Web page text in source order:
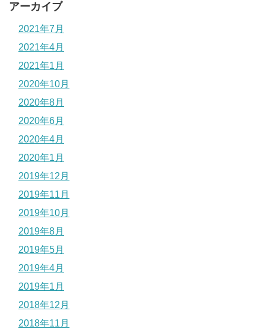
アーカイブ
2021年7月
2021年4月
2021年1月
2020年10月
2020年8月
2020年6月
2020年4月
2020年1月
2019年12月
2019年11月
2019年10月
2019年8月
2019年5月
2019年4月
2019年1月
2018年12月
2018年11月